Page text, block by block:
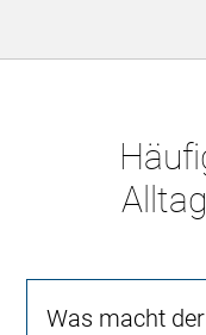
Was macht der